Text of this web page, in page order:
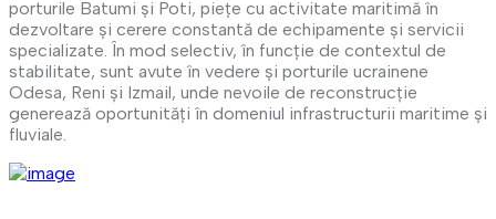
porturile Batumi și Poti, piețe cu activitate maritimă în
dezvoltare și cerere constantă de echipamente și servicii
specializate. În mod selectiv, în funcție de contextul de
stabilitate, sunt avute în vedere și porturile ucrainene
Odesa, Reni și Izmail, unde nevoile de reconstrucție
generează oportunități în domeniul infrastructurii maritime și
fluviale.